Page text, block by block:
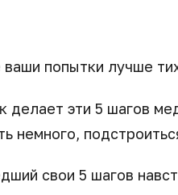
попытки лучше
делает эти 5 шагов
немного,
свои 5 шагов